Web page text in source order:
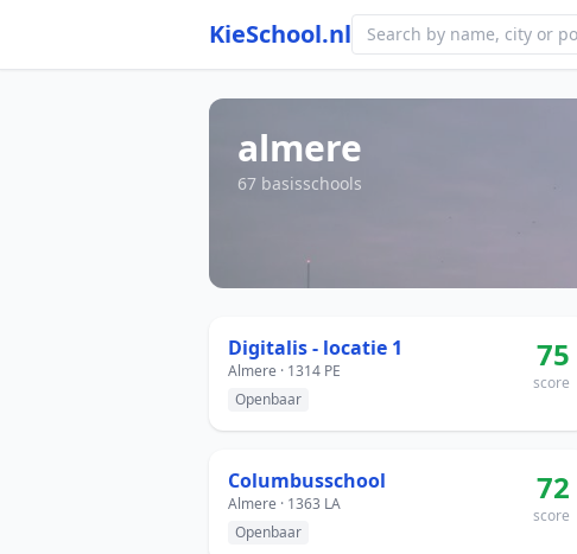
KieSchool.nl
almere
67 basisschools
Digitalis - locatie 1
Almere · 1314 PE
Openbaar
75
score
Columbusschool
Almere · 1363 LA
Openbaar
72
score